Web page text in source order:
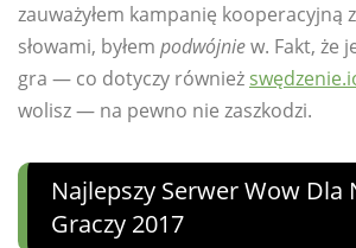
zauważyłem kampanię kooperacyjną
słowami, byłem podwójniew. Fakt, że
gra — co dotyczy również
wolisz — na pewno nie zaszkodzi.
Najlepszy Serwer Wow Dla
Graczy 2017